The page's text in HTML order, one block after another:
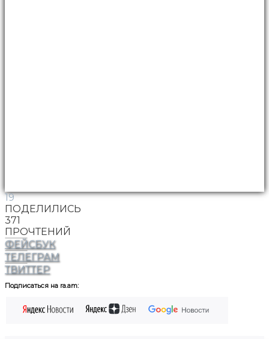
19
ПОДЕЛИЛИСЬ
371
ПРОЧТЕНИЙ
ФЕЙСБУК
ТЕЛЕГРАМ
ТВИТТЕР
Подписаться на ra.am: